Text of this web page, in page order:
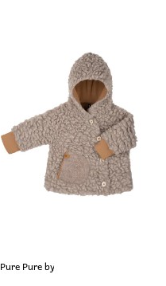
Pure Pure by Bauer